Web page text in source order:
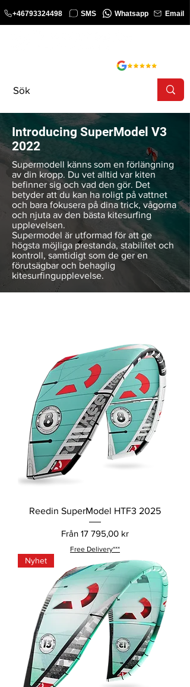
+46793324498 SMS Whatsapp Email
Introducing SuperModel V3
2022
Supermodell känns som en förlängning
av din kropp. Du vet alltid var kiten
befinner sigoch vad den gör. Det
betyder att du kan ha roligt på vattnet
och bara fokusera på dina trick, vågorna
och njuta av den bästa kitesurfing
upplevelsen.
Supermodel är utformad för att ge
högsta möjliga prestanda, stabilitet och
kontroll, samtidigt som de ger en
förutsägbar och behaglig
kitesurfingupplevelse.
Reedin SuperModel HTF3 2025
Från 17 795,00 kr
Reapris
Free Delivery***
Nyhet